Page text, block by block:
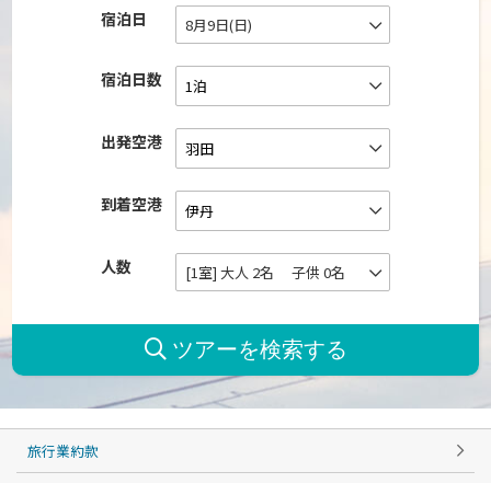
宿泊日 8月9日(日)
宿泊日数
出発空港
到着空港
人数 [1室] 大人 2名 子供 0名
旅行業約款